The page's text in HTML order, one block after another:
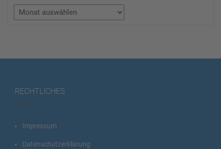
Archiv
RECHTLICHES
Impressum
Datenschutzerklärung